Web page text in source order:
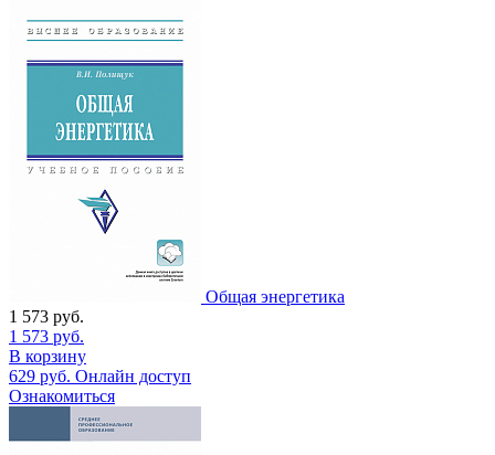
Общая энергетика
1 573 руб.
1 573 руб.
В корзину
629 руб. Онлайн доступ
Ознакомиться